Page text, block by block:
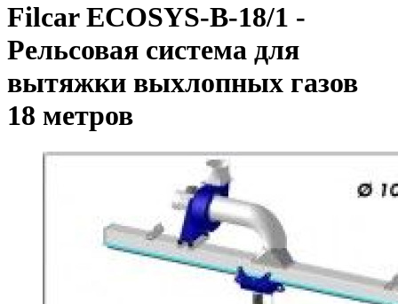
Filcar ECOSYS-B-18/1 -
Рельсовая система для
вытяжки выхлопных газов
18 метров